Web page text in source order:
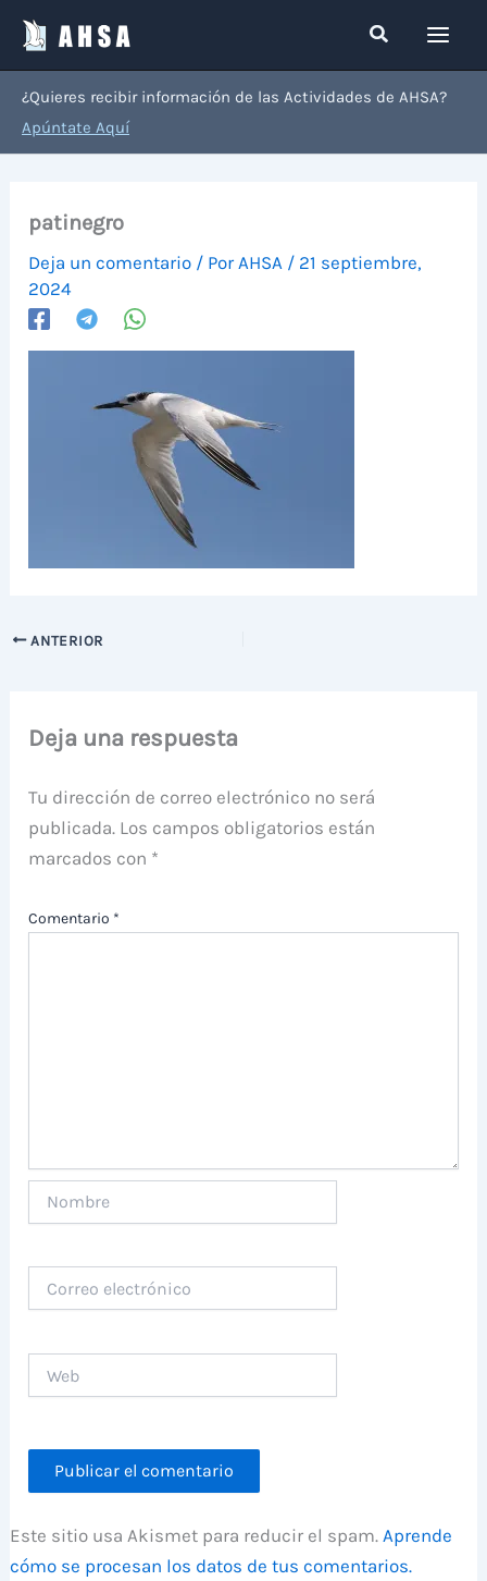
contenido
Buscar
¿Quieres recibir información de las Actividades de AHSA?
Apúntate Aquí
patinegro
Deja un comentario / Por AHSA / 21 septiembre,
2024
ANTERIOR
Deja una respuesta
Tu dirección de correo electrónico no será
publicada. Los campos obligatorios están
marcados con *
Comentario *
electrónico
Este sitio usa Akismet para reducir el spam.Aprende
cómo se procesan los datos de tus comentarios.